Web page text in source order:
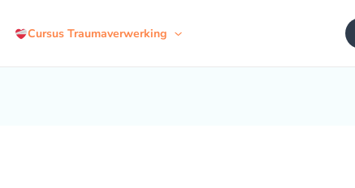
Cursus Traumaverwerking